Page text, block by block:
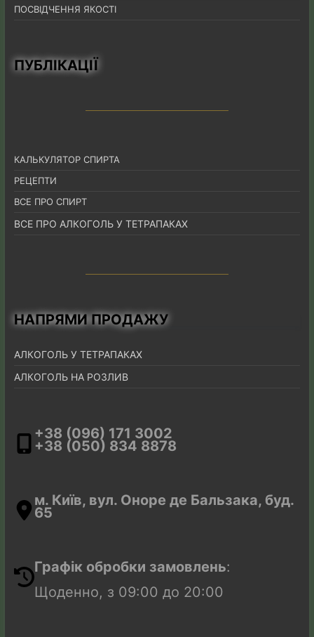
ПОСВІДЧЕННЯ ЯКОСТІ
ПУБЛІКАЦІЇ
КАЛЬКУЛЯТОР СПИРТА
РЕЦЕПТИ
ВСЕ ПРО СПИРТ
ВСЕ ПРО АЛКОГОЛЬ У ТЕТРАПАКАХ
НАПРЯМИ ПРОДАЖУ
АЛКОГОЛЬ У ТЕТРАПАКАХ
АЛКОГОЛЬ НА РОЗЛИВ
+38 (096) 171 3002
+38 (050) 834 8878
м. Київ, вул. Оноре де Бальзака, буд.
65
Графік обробки замовлень:
Щоденно, з 09:00 до 20:00